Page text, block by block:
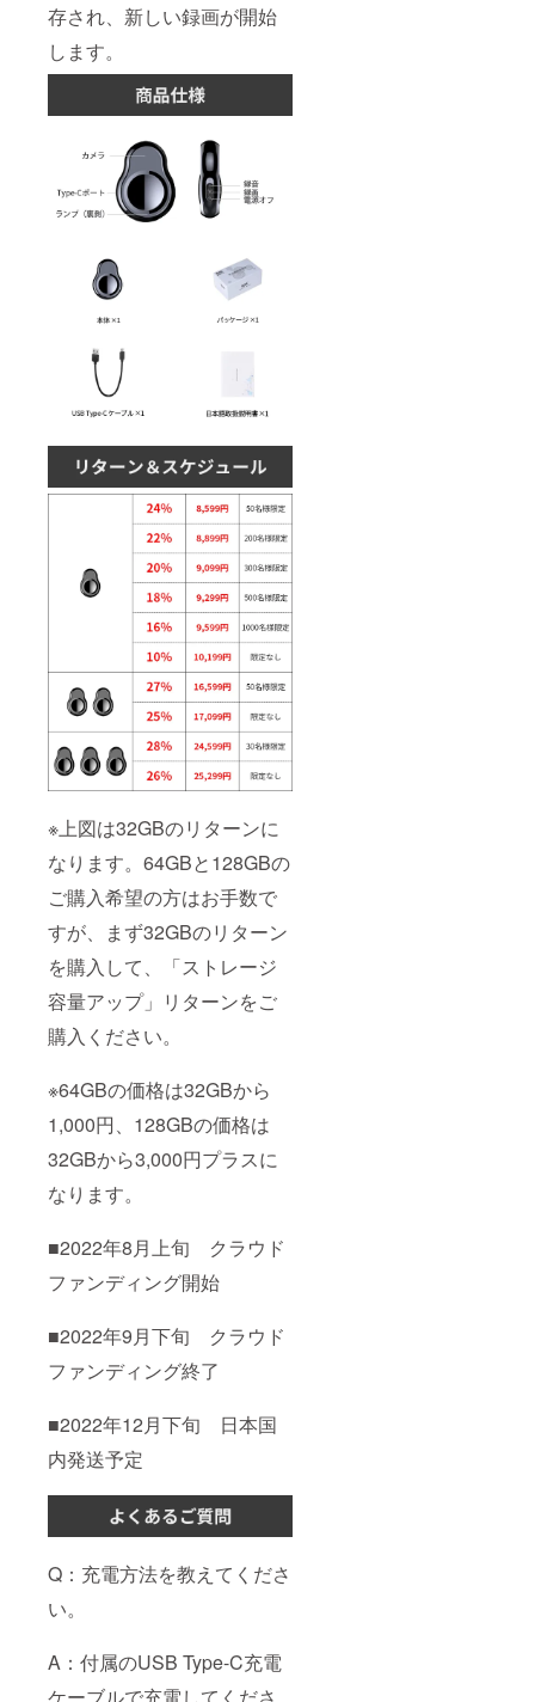
存され、新しい録画が開始
します。
※上図は32GBのリターンに
なります。64GBと128GBの
ご購入希望の方はお手数で
すが、まず32GBのリターン
を購入して、「ストレージ
容量アップ」リターンをご
購入ください。
※64GBの価格は32GBから
1,000円、128GBの価格は
32GBから3,000円プラスに
なります。
■2022年8月上旬 クラウド
ファンディング開始
■2022年9月下旬 クラウド
ファンディング終了
■2022年12月下旬 日本国
内発送予定
Q：充電方法を教えてくださ
い。
A：付属のUSB Type-C充電